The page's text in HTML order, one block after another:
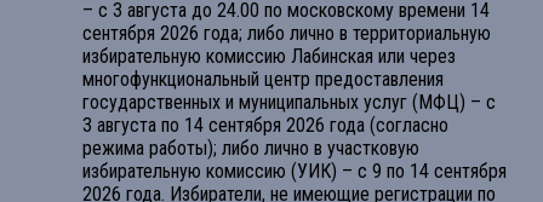
– с 3 августа до 24.00 по московскому времени 14
сентября 2026 года; либо лично в территориальную
избирательную комиссию Лабинская или через
многофункциональный центр предоставления
государственных и муниципальных услуг (МФЦ) – с
3 августа по 14 сентября 2026 года (согласно
режима работы); либо лично в участковую
избирательную комиссию (УИК) – с 9 по 14 сентября
2026 года. Избиратели, не имеющие регистрации по